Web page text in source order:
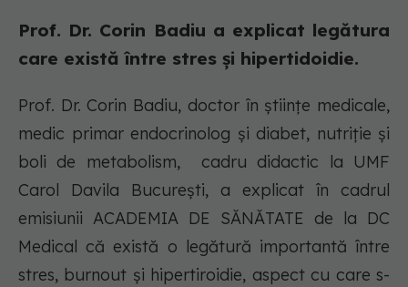
Prof. Dr. Corin Badiu a explicat legătura
care există între stres și hipertidoidie.
Prof. Dr. Corin Badiu, doctor în științe medicale,
medic primar endocrinolog și diabet, nutriție și
boli de metabolism, cadru didactic la UMF
Carol Davila București, a explicat în cadrul
emisiunii ACADEMIA DE SĂNĂTATE de la DC
Medical că există o legătură importantă între
stres, burnout și hipertiroidie, aspect cu care s-